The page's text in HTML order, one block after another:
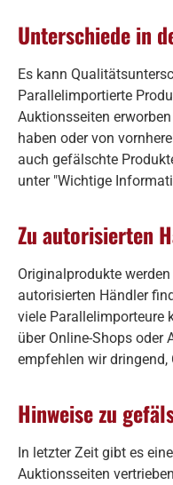
Unterschiede in
Es kann
Parallelimportierte
Auktionsseiten
haben oder von
auch gefälschte
unter "Wichtige
Zu autorisierten
Originalprodukte
autorisierten Händler
viele Parallelimporteure
über Online-Shops oder
empfehlen wir dringend,
Hinweise zu
In letzter Zeit gibt es
Auktionsseiten